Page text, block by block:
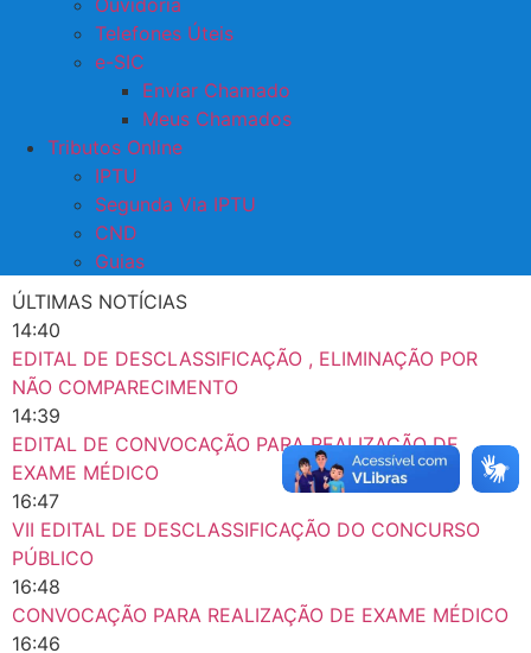
Ouvidoria
Telefones Úteis
e-SIC
Enviar Chamado
Meus Chamados
Tributos Online
IPTU
Segunda Via IPTU
CND
Guias
ÚLTIMAS NOTÍCIAS
14:40
EDITAL DE DESCLASSIFICAÇÃO , ELIMINAÇÃO POR
NÃO COMPARECIMENTO
14:39
EDITAL DE CONVOCAÇÃO PARA REALIZAÇÃO DE
EXAME MÉDICO
16:47
VII EDITAL DE DESCLASSIFICAÇÃO DO CONCURSO
PÚBLICO
16:48
CONVOCAÇÃO PARA REALIZAÇÃO DE EXAME MÉDICO
16:46